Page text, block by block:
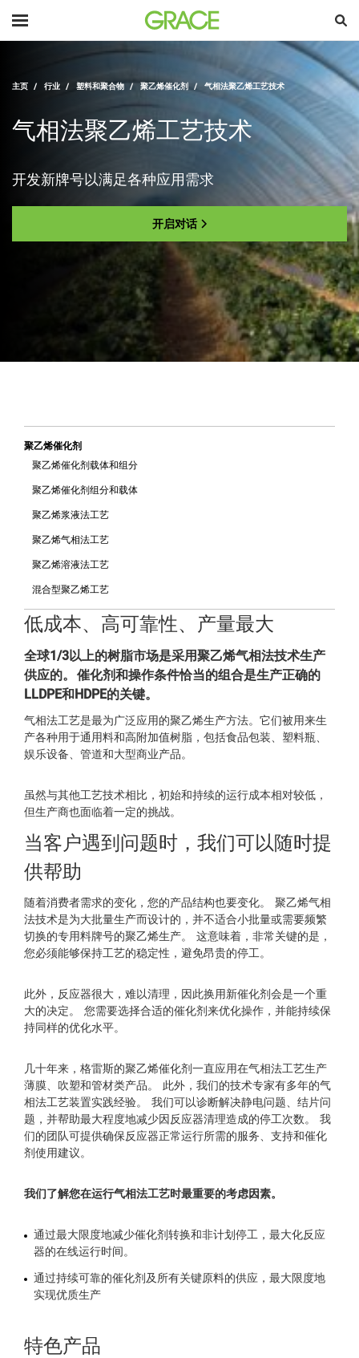
主页 行业 塑料和聚合物 聚乙烯催化剂 气相法聚乙烯工艺技术
气相法聚乙烯工艺技术
开发新牌号以满足各种应用需求
开启对话
聚乙烯催化剂
聚乙烯催化剂载体和组分
聚乙烯催化剂组分和载体
聚乙烯浆液法工艺
聚乙烯气相法工艺
聚乙烯溶液法工艺
混合型聚乙烯工艺
低成本、高可靠性、产量最大
全球1/3以上的树脂市场是采用聚乙烯气相法技术生产
供应的。 催化剂和操作条件恰当的组合是生产正确的
LLDPE和HDPE的关键。
气相法工艺是最为广泛应用的聚乙烯生产方法。它们被用来生
产各种用于通用料和高附加值树脂，包括食品包装、塑料瓶、
娱乐设备、管道和大型商业产品。
虽然与其他工艺技术相比，初始和持续的运行成本相对较低，
但生产商也面临着一定的挑战。
当客户遇到问题时，我们可以随时提
供帮助
随着消费者需求的变化，您的产品结构也要变化。
聚乙烯气相
法技术是为大批量生产而设计的，并不适合小批量或需要频繁
切换的专用料牌号的聚乙烯生产。
这意味着，非常关键的是，
您必须能够保持工艺的稳定性，避免昂贵的停工。
此外，反应器很大，难以清理，因此换用新催化剂会是一个重
大的决定。
您需要选择合适的催化剂来优化操作，并能持续保
持同样的优化水平。
几十年来，格雷斯的聚乙烯催化剂一直应用在气相法工艺生产
薄膜、吹塑和管材类产品。 此外，我们的技术专家有多年的气
相法工艺装置实践经验。
我们可以诊断解决静电问题、结片问
题，并帮助最大程度地减少因反应器清理造成的停工次数。 我
们的团队可提供确保反应器正常运行所需的服务、支持和催化
剂使用建议。
我们了解您在运行气相法工艺时最重要的考虑因素。
通过最大限度地减少催化剂转换和非计划停工，最大化反应
器的在线运行时间。
通过持续可靠的催化剂及所有关键原料的供应，最大限度地
实现优质生产
特色产品